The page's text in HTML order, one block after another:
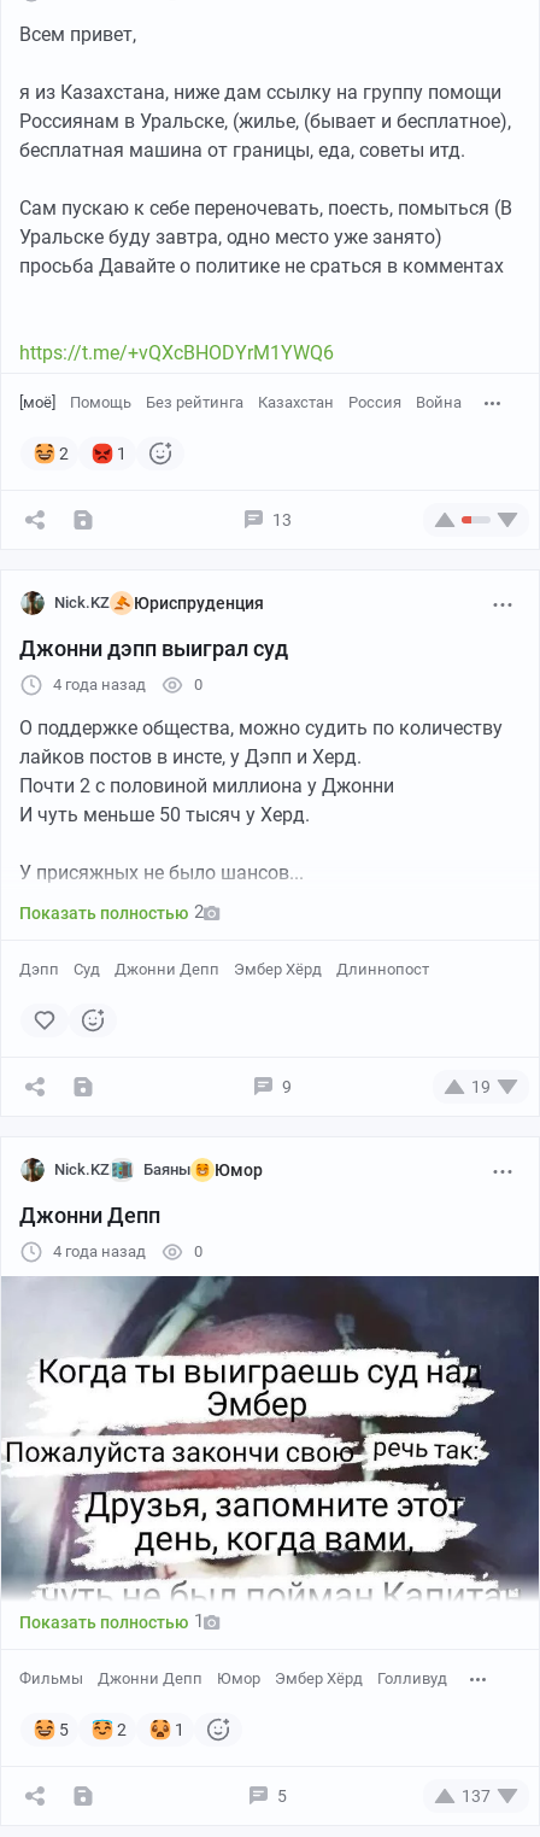
Всем привет,
я из Казахстана, ниже дам ссылку на группу помощи
Россиянам в Уральске, (жилье, (бывает и бесплатное),
бесплатная машина от границы, еда, советы итд.
Сам пускаю к себе переночевать, поесть, помыться (В
Уральске буду завтра, одно место уже занято)
просьба Давайте о политике не сраться в комментах
https://t.me/+vQXcBHODYrM1YWQ6
[моё] Помощь Без рейтинга Казахстан Россия Война
2 1
13
Nick.KZ Юриспруденция
Джонни дэпп выиграл суд
4 года назад 0
О поддержке общества, можно судить по количеству
лайков постов в инсте, у Дэпп и Херд.
Почти 2 с половиной миллиона у Джонни
И чуть меньше 50 тысяч у Херд.
У присяжных не было шансов...
Показать полностью 2
Дэпп Суд Джонни Депп Эмбер Хёрд Длиннопост
9 19
Nick.KZ Баяны Юмор
Джонни Депп
4 года назад 0
Показать полностью 1
Фильмы Джонни Депп Юмор Эмбер Хёрд Голливуд
5 2 1
5 137